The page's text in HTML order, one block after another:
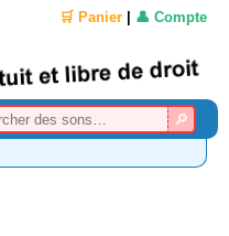
🛒 Panier 👤 Compte